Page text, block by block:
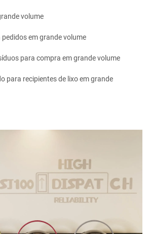
volume
pedidos em grande volume
para compra em grande volume
para recipientes de lixo em grande